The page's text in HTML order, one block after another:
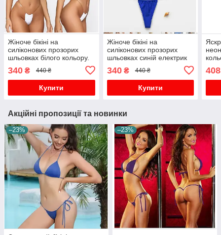
Жіноче бікіні на
силіконових прозорих
шльовках білого кольору.
340 ₴ 440 ₴
Купити
Жіноче бікіні на
силіконових прозорих
шльовках синій електрик
340₴ 440 ₴
Купити
408
Акційні пропозиції та новинки
–23% –23%